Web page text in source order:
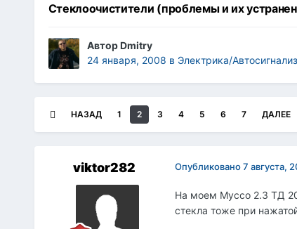
Стеклоочистители (проблемы и их
АвторDmitry
24 января, 2008 в Электрика/
НАЗАД 1 2 3 4 5 6 7 ДАЛЕЕ
viktor282 Опубликовано7 августа,
На моем Муссо 2.3 ТД
стекла тоже при